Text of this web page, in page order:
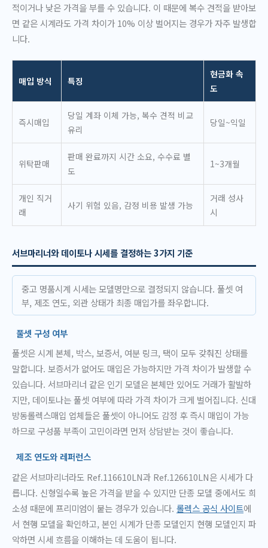
적이거나 낮은 가격을 부를 수 있습니다. 이 때문에 복수 견적을 받아보
면 같은 시계라도 가격 차이가 10% 이상 벌어지는 경우가 자주 발생합
니다.
매입 방식 특징
현금화 속
도
즉시매입
당일 계좌 이체 가능, 복수 견적 비교
유리
당일~익일
위탁판매
판매 완료까지 시간 소요, 수수료 별
도
1~3개월
개인 직거
래
사기 위험 있음, 감정 비용 발생 가능
거래 성사
시
서브마리너와 데이토나 시세를 결정하는 3가지 기준
중고 명품시계 시세는 모델명만으로 결정되지 않습니다. 풀셋 여
부, 제조 연도, 외관 상태가 최종 매입가를 좌우합니다.
풀셋 구성 여부
풀셋은 시계 본체, 박스, 보증서, 여분 링크, 택이 모두 갖춰진 상태를
말합니다. 보증서가 없어도 매입은 가능하지만 가격 차이가 발생할 수
있습니다. 서브마리너 같은 인기 모델은 본체만 있어도 거래가 활발하
지만, 데이토나는 풀셋 여부에 따라 가격 차이가 크게 벌어집니다. 신대
방동롤렉스매입 업체들은 풀셋이 아니어도 감정 후 즉시 매입이 가능
하므로 구성품 부족이 고민이라면 먼저 상담받는 것이 좋습니다.
제조 연도와 레퍼런스
같은 서브마리너라도 Ref.116610LN과 Ref.126610LN은 시세가 다
릅니다. 신형일수록 높은 가격을 받을 수 있지만 단종 모델 중에서도 희
소성 때문에 프리미엄이 붙는 경우가 있습니다. 롤렉스 공식 사이트에
서 현행 모델을 확인하고, 본인 시계가 단종 모델인지 현행 모델인지 파
악하면 시세 흐름을 이해하는 데 도움이 됩니다.